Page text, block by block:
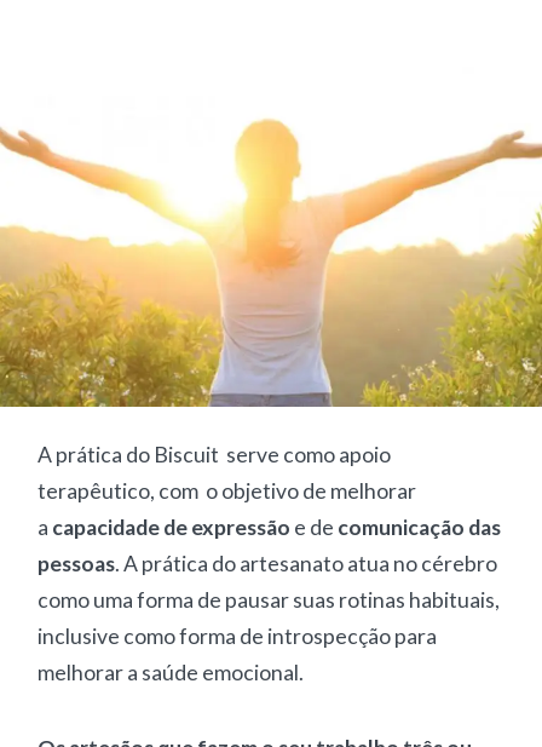
A prática do Biscuit serve como apoio
terapêutico, com o objetivo de melhorar
a capacidade de expressão e de comunicação das
pessoas. A prática do artesanato atua no cérebro
como uma forma de pausar suas rotinas habituais,
inclusive como forma de introspecção para
melhorar a saúde emocional.